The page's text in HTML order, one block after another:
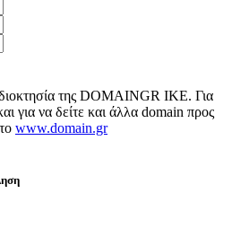
της DOMAINGR ΙΚΕ. Για
για να δείτε και άλλα domain προς
www.domain.gr